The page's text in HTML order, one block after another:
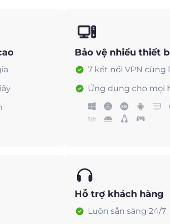
Bảo vệ nhiều thiết
7 kết nối VPN cùng
Ứng dụng cho mọi
Hỗ trợ khách hàng
Luôn sẵn sàng 24/7